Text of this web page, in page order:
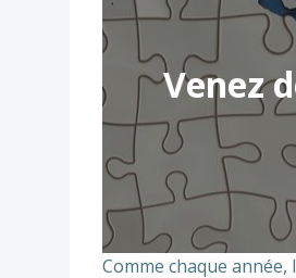
Venez
Comme chaque année,